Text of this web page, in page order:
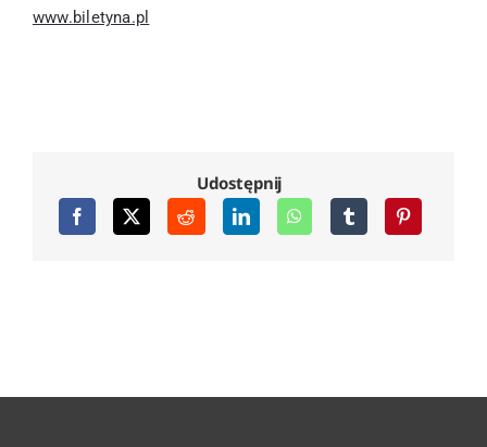
www.biletyna.pl
Udostępnij